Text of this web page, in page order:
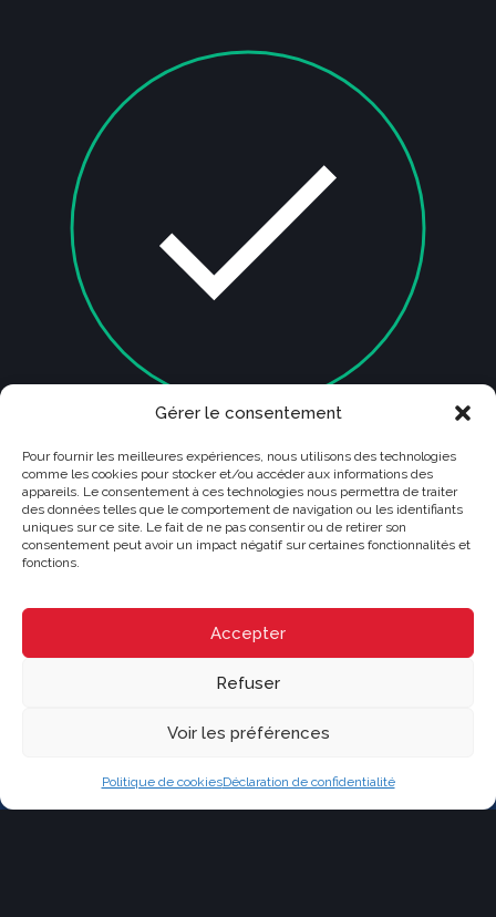
Gérer le consentement
Pour fournir les meilleures expériences, nous utilisons des technologies
comme les cookies pour stocker et/ou accéder aux informations des
appareils. Le consentement à ces technologies nous permettra de traiter
des données telles que le comportement de navigation ou les identifiants
uniques sur ce site. Le fait de ne pas consentir ou de retirer son
consentement peut avoir un impact négatif sur certaines fonctionnalités et
fonctions.
Accepter
Refuser
Voir les préférences
Politique de cookiesDéclaration de confidentialité
Je ne suis pas un robot
CRYSTAL
Franchisé indépendant et autonome de RE/MAX Québec
moc.cebeuq-xamer@nodan.ecnerual